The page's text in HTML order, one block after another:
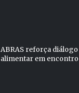
ABRAS reforça
alimentar em encontro